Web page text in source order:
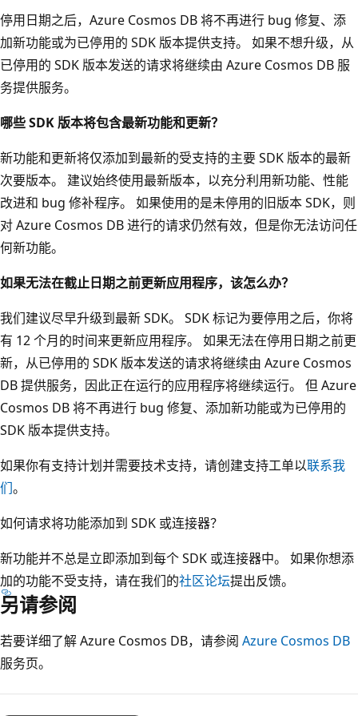
停用日期之后，Azure Cosmos DB 将不再进行 bug 修复、添
加新功能或为已停用的 SDK 版本提供支持。 如果不想升级，从
已停用的 SDK 版本发送的请求将继续由 Azure Cosmos DB 服
务提供服务。
哪些 SDK 版本将包含最新功能和更新？
新功能和更新将仅添加到最新的受支持的主要 SDK 版本的最新
次要版本。 建议始终使用最新版本，以充分利用新功能、性能
改进和 bug 修补程序。 如果使用的是未停用的旧版本 SDK，则
对 Azure Cosmos DB 进行的请求仍然有效，但是你无法访问任
何新功能。
如果无法在截止日期之前更新应用程序，该怎么办？
我们建议尽早升级到最新 SDK。 SDK 标记为要停用之后，你将
有 12 个月的时间来更新应用程序。 如果无法在停用日期之前更
新，从已停用的 SDK 版本发送的请求将继续由 Azure Cosmos
DB 提供服务，因此正在运行的应用程序将继续运行。 但 Azure
Cosmos DB 将不再进行 bug 修复、添加新功能或为已停用的
SDK 版本提供支持。
如果你有支持计划并需要技术支持，请创建支持工单以联系我
们。
如何请求将功能添加到 SDK 或连接器？
新功能并不总是立即添加到每个 SDK 或连接器中。 如果你想添
加的功能不受支持，请在我们的社区论坛提出反馈。
另请参阅
若要详细了解 Azure Cosmos DB，请参阅 Azure Cosmos DB
服务页。